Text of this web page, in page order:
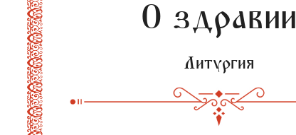
О здравии
Литургия